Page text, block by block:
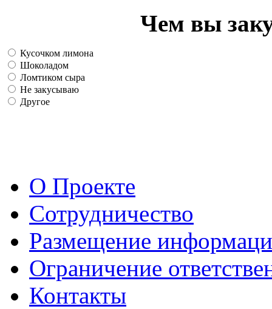
Чем вы
Кусочком лимона
Шоколадом
Ломтиком сыра
Не закусываю
Другое
О Проекте
Сотрудничество
Размещение
Ограничение
Контакты